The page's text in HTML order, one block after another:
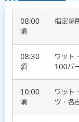
08:00
頃
指定場
08:30
頃
ワット
100バ
10:00
頃
ワット
ツ・各